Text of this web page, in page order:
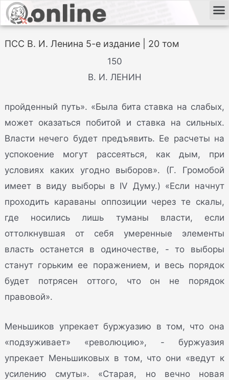
ПСС В. И. Ленина 5-е издание | 20 том
150
В. И. ЛЕНИН
пройденный путь». «Была бита ставка на слабых,
может оказаться побитой и ставка на сильных.
Власти нечего будет предъявить. Ее расчеты на
успокоение могут рассеяться, как дым, при
условиях каких угодно выборов». (Г. Громобой
имеет в виду выборы в IV Думу.) «Если начнут
проходить караваны оппозиции через те скалы,
где носились лишь туманы власти, если
оттолкнувшая от себя умеренные элементы
власть останется в одиночестве, - то выборы
станут горьким ее поражением, и весь порядок
будет потрясен оттого, что он не порядок
правовой».
Меньшиков упрекает буржуазию в том, что она
«подзуживает» «революцию», - буржуазия
упрекает Меньшиковых в том, что они «ведут к
усилению смуты». «Старая, но вечно новая